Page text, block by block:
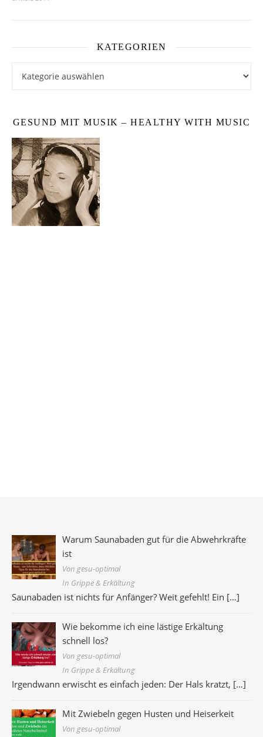
KATEGORIEN
GESUND MIT MUSIK – HEALTHY WITH MUSIC
Warum Saunabaden gut für die Abwehrkräfte
ist
Von gesu-optimal
In Grippe & Erkältung
Saunabaden ist nichts für Anfänger? Weit gefehlt! Ein […]
Wie bekomme ich eine lästige Erkältung
schnell los?
Von gesu-optimal
In Grippe & Erkältung
Irgendwann erwischt es einfach jeden: Der Hals kratzt, […]
Mit Zwiebeln gegen Husten und Heiserkeit
Von gesu-optimal